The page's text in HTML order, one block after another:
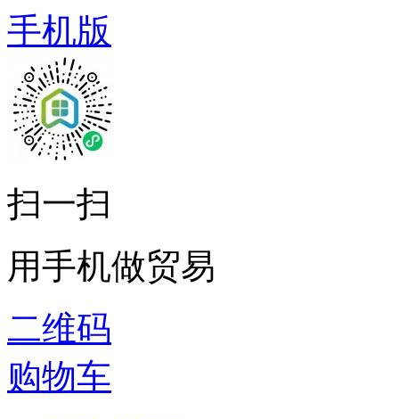
手机版
扫一扫
用手机做贸易
二维码
购物车